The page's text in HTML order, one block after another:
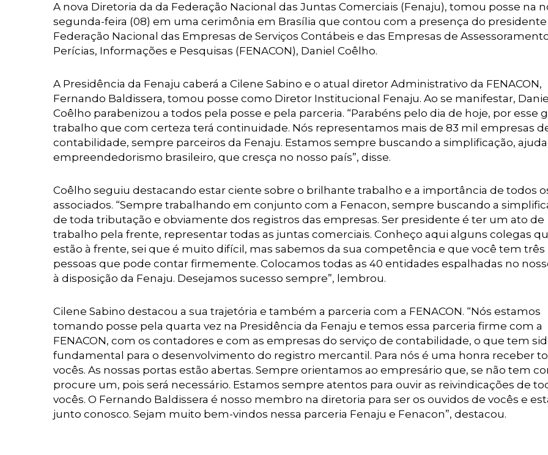
A nova Diretoria da da Federação Nacional das Juntas Comerciais (Fenaju), tomou posse na
segunda-feira (08) em uma cerimônia em Brasília que contou com a presença do presidente
Federação Nacional das Empresas de Serviços Contábeis e das Empresas de
Perícias, Informações e Pesquisas (FENACON), Daniel Coêlho.
A Presidência da Fenaju caberá a Cilene Sabino e o atual diretor Administrativo da FENACON,
Fernando Baldissera, tomou posse como Diretor Institucional Fenaju. Ao se manifestar, Daniel
Coêlho parabenizou a todos pela posse e pela parceria. “Parabéns pelo dia de hoje, por esse
trabalho que com certeza terá continuidade. Nós representamos mais de 83 mil empresas
contabilidade, sempre parceiros da Fenaju. Estamos sempre buscando a simplificação,
empreendedorismo brasileiro, que cresça no nosso país”, disse.
Coêlho seguiu destacando estar ciente sobre o brilhante trabalho e a importância de todos
associados. “Sempre trabalhando em conjunto com a Fenacon, sempre buscando a
de toda tributação e obviamente dos registros das empresas. Ser presidente é ter um ato de
trabalho pela frente, representar todas as juntas comerciais. Conheço aqui alguns colegas
estão à frente, sei que é muito difícil, mas sabemos da sua competência e que você tem três
pessoas que pode contar firmemente. Colocamos todas as 40 entidades espalhadas no
à disposição da Fenaju. Desejamos sucesso sempre”, lembrou.
Cilene Sabino destacou a sua trajetória e também a parceria com a FENACON. “Nós estamos
tomando posse pela quarta vez na Presidência da Fenaju e temos essa parceria firme com a
FENACON, com os contadores e com as empresas do serviço de contabilidade, o que tem
fundamental para o desenvolvimento do registro mercantil. Para nós é uma honra receber
vocês. As nossas portas estão abertas. Sempre orientamos ao empresário que, se não tem
procure um, pois será necessário. Estamos sempre atentos para ouvir as reivindicações de
vocês. O Fernando Baldissera é nosso membro na diretoria para ser os ouvidos de vocês e
junto conosco. Sejam muito bem-vindos nessa parceria Fenaju e Fenacon”, destacou.